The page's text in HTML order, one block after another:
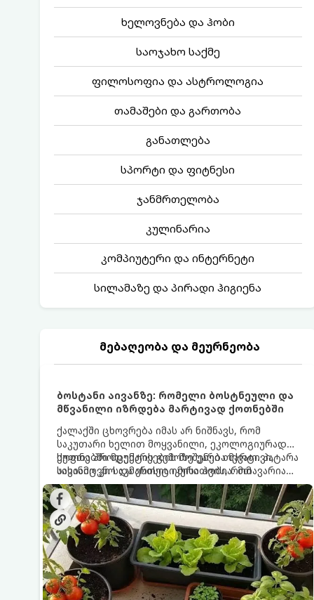
ხელოვნება და ჰობი
საოჯახო საქმე
ფილოსოფია და ასტროლოგია
თამაშები და გართობა
განათლება
სპორტი და ფიტნესი
ჯანმრთელობა
კულინარია
კომპიუტერი და ინტერნეტი
სილამაზე და პირადი ჰიგიენა
მებაღეობა და მეურნეობა
ბოსტანი აივანზე: რომელი ბოსტნეული და
მწვანილი იზრდება მარტივად ქოთნებში
ქალაქში ცხოვრება იმას არ ნიშნავს, რომ
საკუთარი ხელით მოყვანილი, ეკოლოგიურად
სუფთა პროდუქტის გემოზე უარი თქვათ. პატარა
აივანიც კი საკმარისია იმისათვის, რომ
მოიწყოთ მინი-ბოსტანი, საიდანაც
ყოველდღიურად ახალ, არომატულ მწვანილსა
და ბოსტნეულს მოკრეფთ.
ქოთნებში მცენარეების მოშენება მარტივი,
სასიამოვნო და ესთეტიკური ჰობია. მთავარია
იცოდეთ, რომელი კულტურები ეგუებიან
ქოთნის პირობებს ყველაზე კარგად და როგორ
მოუაროთ მათ სწორად.